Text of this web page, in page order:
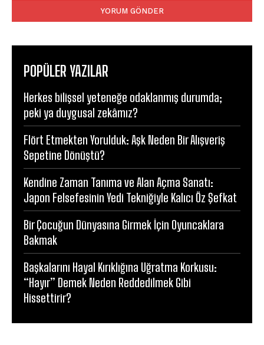
POPÜLER YAZILAR
Herkes bilişsel yeteneğe odaklanmış durumda;
peki ya duygusal zekâmız?
Flört Etmekten Yorulduk: Aşk Neden Bir Alışveriş
Sepetine Dönüştü?
Kendine Zaman Tanıma ve Alan Açma Sanatı:
Japon Felsefesinin Yedi Tekniğiyle Kalıcı Öz Şefkat
Bir Çocuğun Dünyasına Girmek İçin Oyuncaklara
Bakmak
Başkalarını Hayal Kırıklığına Uğratma Korkusu:
“Hayır” Demek Neden Reddedilmek Gibi
Hissettirir?